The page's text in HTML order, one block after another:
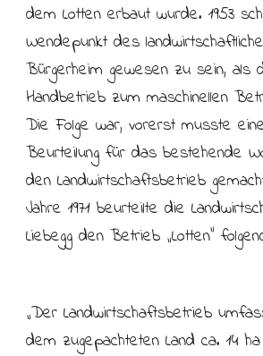
dem Lotten erbaut wurde. 1953
Wendepunkt des
Bürgerheim gewesen zu sein, als
Handbetrieb zum maschinellen
Die Folge war, vorerst musste
Beurteilung für das bestehende
den Landwirtschaftsbetrieb
Jahre 1971 beurteilte die
Liebegg den Betrieb „Lotten“
„Der Landwirtschaftsbetrieb
dem zugepachteten Land ca. 14 ha